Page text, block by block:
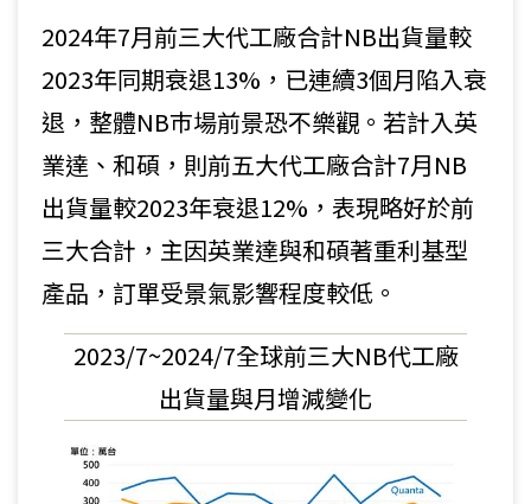
2024年7月前三大代工廠合計NB出貨量較
2023年同期衰退13%，已連續3個月陷入衰
退，整體NB巿場前景恐不樂觀。若計入英
業達、和碩，則前五大代工廠合計7月NB
出貨量較2023年衰退12%，表現略好於前
三大合計，主因英業達與和碩著重利基型
產品，訂單受景氣影響程度較低。
2023/7~2024/7全球前三大NB代工廠
出貨量與月增減變化